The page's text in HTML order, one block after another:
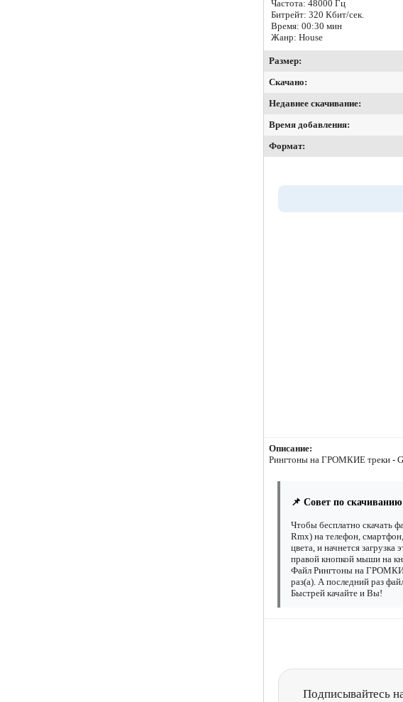
Частота: 48000 Гц
Битрейт: 320 Кбит/сек.
Время: 00:30 мин
Жанр: House
Размер:
Скачано:
Недавнее скачивание:
Время добавления:
Формат:
Описание:
Рингтоны на ГРОМКИЕ треки -
📌 Совет по скачиванию
Чтобы бесплатно скачать
Rmx) на телефон,
цвета, и начнется
правой кнопкой мыши на
Файл Рингтоны на
раз(а). А последний раз
Быстрей качайте и Вы!
Подписывайтесь